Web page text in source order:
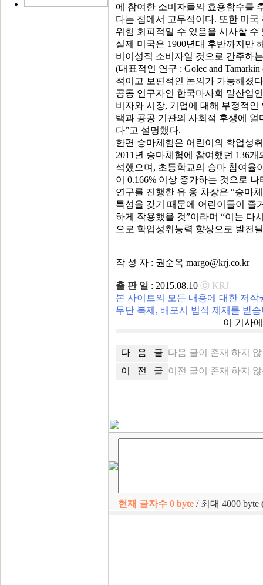
에 참여한 소비자들의 효용함수를
다는 점에서 고무적이다. 또한 미
위험 회피적일 수 있음을 시사할 수
실제 미국은 1900년대 후반까지만
비이성적 소비자일 것으로 간주하
(대표적인 연구 : Golec and Tamarkin
적이고 보편적인 논의가 가능해졌
공동 연구자인 한국마사회 말산업
비자와 시장, 기업에 대해 부정적
택과 공공 기관의 사회적 후생에
다”고 설명했다.
한편 승마체험은 어린이의 학업성
2011년 승마체험에 참여했던 136
석했으며, 초등학교의 승마 참여율
이 0.166% 이상 증가하는 것으로 나
연구를 진행한 유 웅 차장은 “승마
특성을 갖기 때문에 어린이들이 즐
하게 작용했을 것”이라며 “이는 다
으로 학업성취능력 향상으로 발전
작 성 자 : 권순옥 margo@krj.co.kr
출 판 일 : 2015.08.10 ⓒ KRJ
본 사이트의 모든 내용에 대한 저
무단 복제, 배포시 법적 제재를 받
이 기사
다 음 글 다음 글이 존재 하지
이 전 글 이전 글이 존재 하지
현재 글자수 0 byte / 최대 4000 byte